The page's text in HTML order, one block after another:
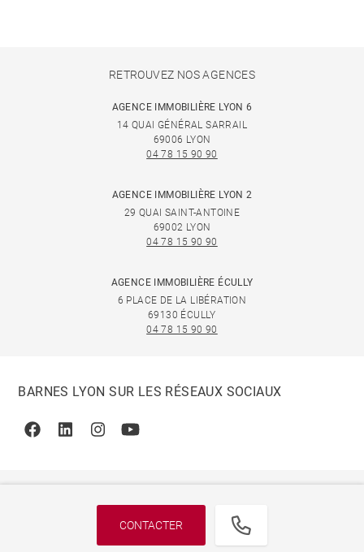
CONTACTER
RETROUVEZ NOS AGENCES
AGENCE IMMOBILIÈRE LYON 6
14 QUAI GÉNÉRAL SARRAIL
69006 LYON
04 78 15 90 90
AGENCE IMMOBILIÈRE LYON 2
29 QUAI SAINT-ANTOINE
69002 LYON
04 78 15 90 90
AGENCE IMMOBILIÈRE ÉCULLY
6 PLACE DE LA LIBÉRATION
69130 ÉCULLY
04 78 15 90 90
BARNES LYON SUR LES RÉSEAUX SOCIAUX
FacebookLinkedinInstagramYoutube
© 2026 BARNES, INTERNATIONAL REALTY - BARNES
INTERNATIONAL